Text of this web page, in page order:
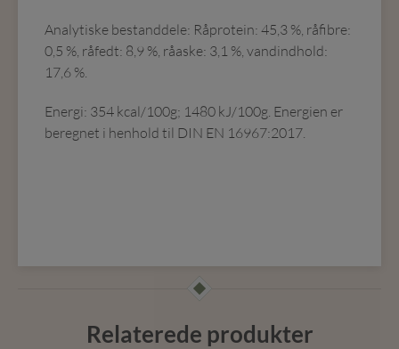
Analytiske bestanddele: Råprotein: 45,3 %, råfibre:
0,5 %, råfedt: 8,9 %, råaske: 3,1 %, vandindhold:
17,6 %.
Energi: 354 kcal/100g; 1480 kJ/100g. Energien er
beregnet i henhold til DIN EN 16967:2017.
Relaterede produkter